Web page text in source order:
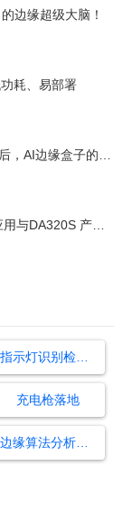
边缘超级大脑！
耗、易部署
，AI边缘盒子的三
与DA320S 产品
充电枪落地
边缘算法分析盒子